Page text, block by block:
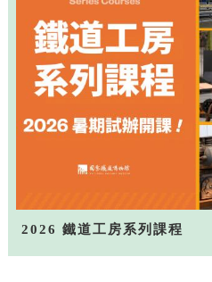
2026 鐵道工房系列課程